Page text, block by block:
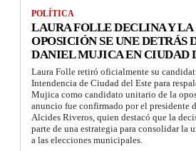
POLÍTICA
LAURA FOLLE DECLINA Y LA
OPOSICIÓN SE UNE DETRÁS
DANIEL MUJICA EN CIUDAD
Laura Folle retiró oficialmente su
Intendencia de Ciudad del Este para
Mujica como candidato unitario de la
anuncio fue confirmado por el presidente
Alcides Riveros, quien destacó que la
parte de una estrategia para consolidar la
a las elecciones municipales.